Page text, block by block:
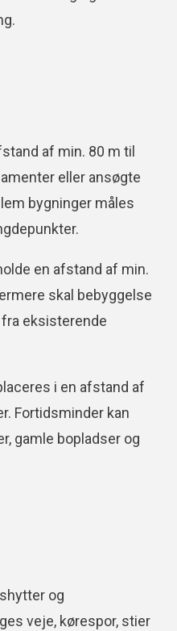
af min. 80 m til
eller ansøgte
bygninger måles
en afstand af min.
skal bebyggelse
eksisterende
i en afstand af
Fortidsminder kan
gamle bopladser og
og
veje, kørespor, stier